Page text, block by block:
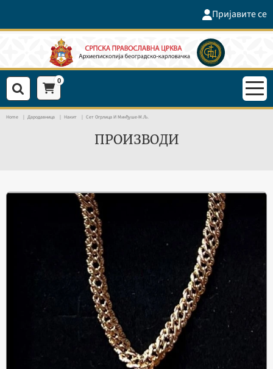
Пријавите се
0
Home Дародавница Накит Сет Огрлица И Минђуше-М.Љ.
ПРОИЗВОДИ